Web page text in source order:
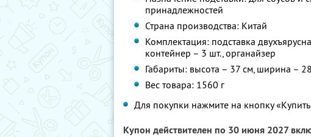
принадлежностей
Страна производства: Китай
Комплектация: подставка
контейнер – 3 шт., органайзер
Габариты: высота – 37 см, ширина –
Вес товара: 1560 г
Для покупки нажмите на кнопку
Купон действителен по 30 июня 2027